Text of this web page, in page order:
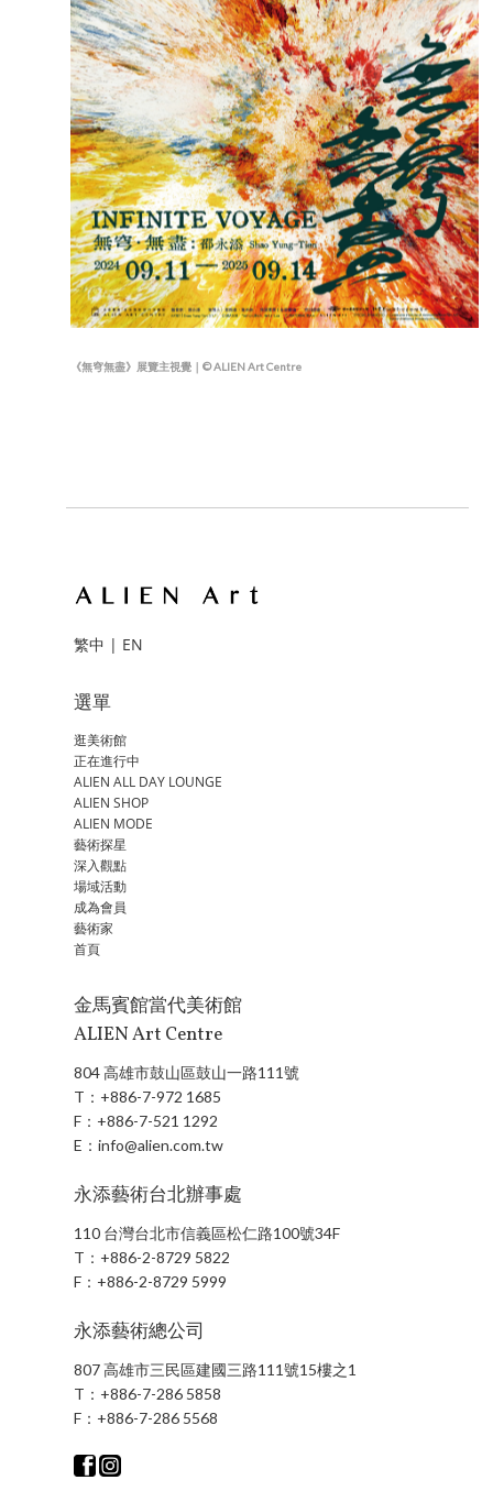
《無穹無盡》展覽主視覺｜© ALIEN Art Centre
繁中 | EN
選單
逛美術館
正在進行中
ALIEN ALL DAY LOUNGE
ALIEN SHOP
ALIEN MODE
藝術探星
深入觀點
場域活動
成為會員
藝術家
首頁
金馬賓館當代美術館
ALIEN Art Centre
804 高雄市鼓山區鼓山一路111號
T： +886-7-972 1685
F： +886-7-521 1292
E：info@alien.com.tw
永添藝術台北辦事處
110 台灣台北市信義區松仁路100號34F
T： +886-2-8729 5822
F： +886-2-8729 5999
永添藝術總公司
807 高雄市三民區建國三路111號15樓之1
T： +886-7-286 5858
F： +886-7-286 5568